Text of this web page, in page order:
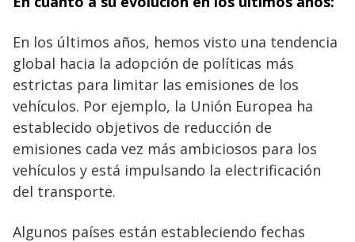
En los últimos años, hemos visto una tendencia
global hacia la adopción de políticas más
estrictas para limitar las emisiones de los
vehículos. Por ejemplo, la Unión Europea ha
establecido objetivos de reducción de
emisiones cada vez más ambiciosos para los
vehículos y está impulsando la electrificación
del transporte.
Algunos países están estableciendo fechas